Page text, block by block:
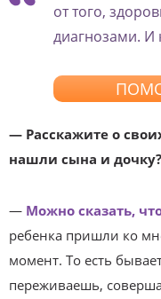
от того,
диагнозами. И
— Расскажите о
нашли сына и дочку?
— Можно сказать,
ребенка пришли ко
момент. То есть
переживаешь,